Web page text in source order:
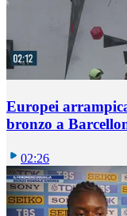
Europei
bronzo a
02:26